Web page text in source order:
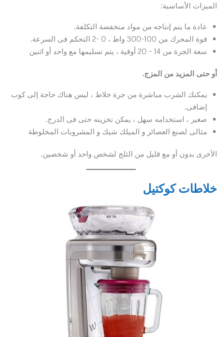
الميزات الأساسية:
عادة ما يتم إنتاجه من مواد منخفضة التكلفة.
قوة المحرك من 100-300 واط ، 0 -2 التحكم فى السرعة.
سعة الجرة من 14 – 20 أوقية ، يتم تسليمها مع واحد أو اثنين
أو حتى المزيد من المزج.
يمكنك الشرب مباشرة من جرة خلاط ، ليس هناك حاجة إلى كوب
إضافى.
صغير ، استخدامه سهل ، يمكن تخزينه حتى فى الدرج.
مثالى لصنع العصائر و الميلك شيك و المشروبات المخلوطة
الأخرى بدون أو مع قليل من الثلج لشخص واحد أو شخصين.
خلاطات كوكتيل